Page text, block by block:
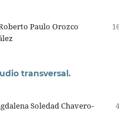
Paulo Orozco
transversal.
Soledad Chavero-